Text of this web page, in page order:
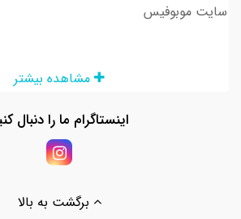
سایت موبوفیس
مشاهده بیشتر
اینستاگرام ما را دنبال
برگشت به بالا